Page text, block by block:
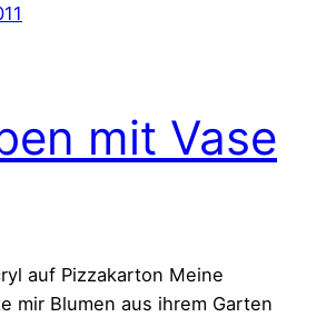
mit Vase
auf Pizzakarton Meine
mir Blumen aus ihrem Garten